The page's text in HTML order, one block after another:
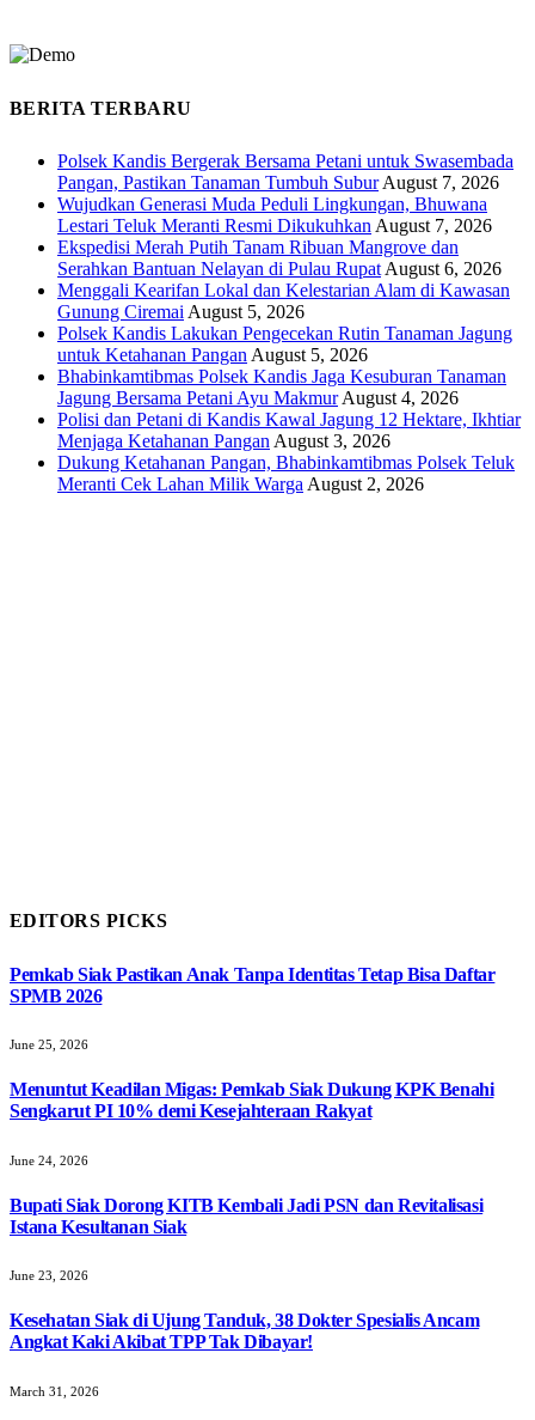
BERITA TERBARU
Polsek Kandis Bergerak Bersama Petani untuk Swasembada
Pangan, Pastikan Tanaman Tumbuh Subur August 7, 2026
Wujudkan Generasi Muda Peduli Lingkungan, Bhuwana
Lestari Teluk Meranti Resmi Dikukuhkan August 7, 2026
Ekspedisi Merah Putih Tanam Ribuan Mangrove dan
Serahkan Bantuan Nelayan di Pulau Rupat August 6, 2026
Menggali Kearifan Lokal dan Kelestarian Alam di Kawasan
Gunung Ciremai August 5, 2026
Polsek Kandis Lakukan Pengecekan Rutin Tanaman Jagung
untuk Ketahanan Pangan August 5, 2026
Bhabinkamtibmas Polsek Kandis Jaga Kesuburan Tanaman
Jagung Bersama Petani Ayu Makmur August 4, 2026
Polisi dan Petani di Kandis Kawal Jagung 12 Hektare, Ikhtiar
Menjaga Ketahanan Pangan August 3, 2026
Dukung Ketahanan Pangan, Bhabinkamtibmas Polsek Teluk
Meranti Cek Lahan Milik Warga August 2, 2026
EDITORS PICKS
Pemkab Siak Pastikan Anak Tanpa Identitas Tetap Bisa Daftar
SPMB 2026
June 25, 2026
Menuntut Keadilan Migas: Pemkab Siak Dukung KPK Benahi
Sengkarut PI 10% demi Kesejahteraan Rakyat
June 24, 2026
Bupati Siak Dorong KITB Kembali Jadi PSN dan Revitalisasi
Istana Kesultanan Siak
June 23, 2026
Kesehatan Siak di Ujung Tanduk, 38 Dokter Spesialis Ancam
Angkat Kaki Akibat TPP Tak Dibayar!
March 31, 2026